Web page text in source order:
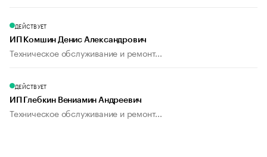
ДЕЙСТВУЕТ
ИП Комшин Денис Александрович
Техническое обслуживание и ремонт...
ДЕЙСТВУЕТ
ИП Глебкин Вениамин Андреевич
Техническое обслуживание и ремонт...